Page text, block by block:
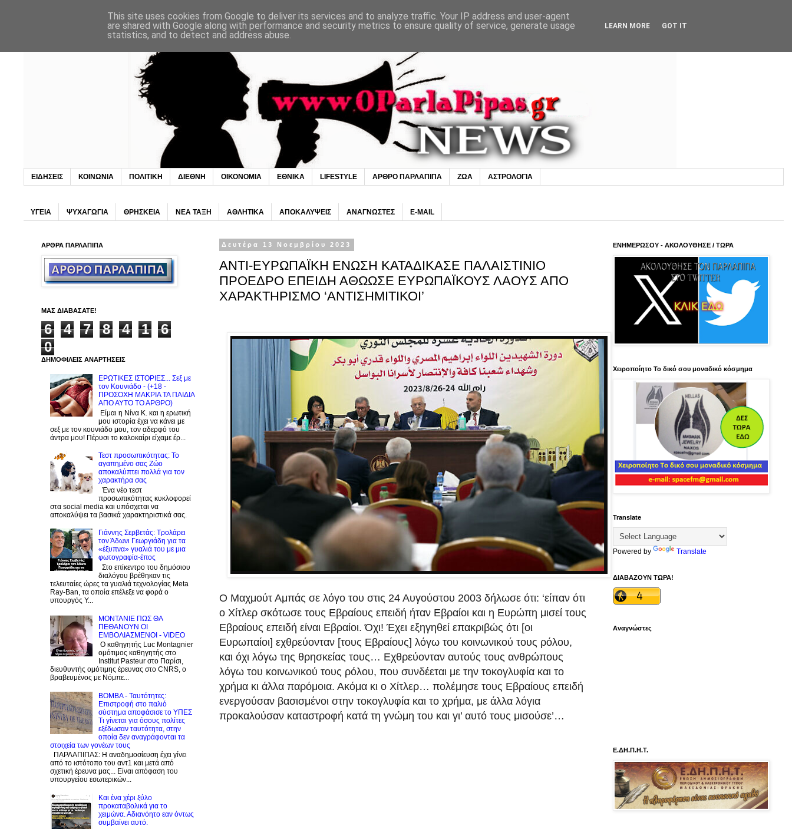
ΕΙΔΗΣΕΙΣ ΚΟΙΝΩΝΙΑ ΠΟΛΙΤΙΚΗ ΔΙΕΘΝΗ ΟΙΚΟΝΟΜΙΑ ΕΘΝΙΚΑ LIFESTYLE ΑΡΘΡΟ ΠΑΡΛΑΠΙΠΑ ΖΩΑ ΑΣΤΡΟΛΟΓΙΑ
ΥΓΕΙΑ ΨΥΧΑΓΩΓΙΑ ΘΡΗΣΚΕΙΑ ΝΕΑ ΤΑΞΗ ΑΘΛΗΤΙΚΑ ΑΠΟΚΑΛΥΨΕΙΣ ΑΝΑΓΝΩΣΤΕΣ E-MAIL
Δευτέρα 13 Νοεμβρίου 2023
ANTI-ΕΥΡΩΠΑΪΚΗ ΕΝΩΣΗ ΚΑΤΑΔΙΚΑΣΕ ΠΑΛΑΙΣΤΙΝΙΟ
ΠΡΟΕΔΡΟ ΕΠΕΙΔΗ ΑΘΩΩΣΕ ΕΥΡΩΠΑΪΚΟΥΣ ΛΑΟΥΣ ΑΠΟ
ΧΑΡΑΚΤΗΡΙΣΜΟ ‘ΑΝΤΙΣΗΜΙΤΙΚΟΙ’
Ο Μαχμούτ Αμπάς σε λόγο του στις 24 Αυγούστου 2003 δήλωσε ότι: ‘είπαν ότι
ο Χίτλερ σκότωσε τους Εβραίους επειδή ήταν Εβραίοι και η Ευρώπη μισεί τους
Εβραίους επειδή είναι Εβραίοι.Όχι! Έχει εξηγηθεί επακριβώς ότι [οι
Ευρωπαίοι] εχθρεύονταν [τους Εβραίους] λόγω του κοινωνικού τους ρόλου,
και όχι λόγω της θρησκείας τους… Εχθρεύονταν αυτούς τους ανθρώπους
λόγω του κοινωνικού τους ρόλου, που συνδέεται με την τοκογλυφία και το
χρήμα κι άλλα παρόμοια. Ακόμα κι ο Χίτλερ… πολέμησε τους Εβραίους επειδή
ενεργούσαν βασισμένοι στην τοκογλυφία και το χρήμα, με άλλα λόγια
προκαλούσαν καταστροφή κατά τη γνώμη του και γι’ αυτό τους μισούσε’…
ΑΡΘΡΑ ΠΑΡΛΑΠΙΠΑ
ΜΑΣ ΔΙΑΒΑΣΑΤΕ!
6 4 7 8 4 1
6
0
ΔΗΜΟΦΙΛΕΙΣ ΑΝΑΡΤΗΣΕΙΣ
ΕΡΩΤΙΚΕΣ ΙΣΤΟΡΙΕΣ... Σεξ με
τον Kουνιάδο - (+18 -
ΠΡΟΣΟΧΗ ΜΑΚΡΙΑ ΤΑ ΠΑΙΔΙΑ
ΑΠΟ ΑΥΤΟ ΤΟ ΑΡΘΡΟ)
Είμαι η Νίνα Κ. και η ερωτική
μου ιστορία έχει να κάνει με
σεξ με τον κουνιάδο μου, τον αδερφό του
άντρα μου! Πέρυσι το καλοκαίρι είχαμε έρ...
Τεστ προσωπικότητας: Το
αγαπημένο σας Zώο
αποκαλύπτει πολλά για τον
χαρακτήρα σας
Ένα νέο τεστ
προσωπικότητας κυκλοφορεί
στα social media και υπόσχεται να
αποκαλύψει τα βασικά χαρακτηριστικά σας.
Γιάννης Σερβετάς: Τρολάρει
τον Άδωνι Γεωργιάδη για τα
«έξυπνα» γυαλιά του με μια
φωτογραφία-έπος
Στο επίκεντρο του δημόσιου
διαλόγου βρέθηκαν τις
τελευταίες ώρες τα γυαλιά τεχνολογίας Meta
Ray-Ban, τα οποία επέλεξε να φορά ο
υπουργός Υ...
ΜΟΝΤΑΝΙΕ ΠΩΣ ΘΑ
ΠΕΘΑΝΟΥΝ ΟΙ
ΕΜΒΟΛΙΑΣΜΕΝΟΙ - VIDEO
Ο καθηγητής Luc Montagnier
ομότιμος καθηγητής στο
Institut Pasteur στο Παρίσι,
διευθυντής ομότιμης έρευνας στο CNRS, o
βραβευμένος με Νόμπε...
BOMBA - Ταυτότητες:
Eπιστροφή στο παλιό
σύστημα αποφάσισε το ΥΠΕΣ
Τι γίνεται για όσους πολίτες
εξέδωσαν ταυτότητα, στην
οποία δεν αναγράφονται τα
στοιχεία των γονέων τους
ΠΑΡΛΑΠΙΠΑΣ: Η αναδημοσίευση έχει γίνει
από το ιστότοπο του αντ1 και μετά από
σχετική έρευνα μας... Είναι απόφαση του
υπουργείου εσωτερικών...
Και ένα χέρι ξύλο
προκαταβολικά για το
χειμώνα. Αδιανόητο εαν όντως
συμβαίνει αυτό.
ΕΝΗΜΕΡΩΣΟΥ - ΑΚΟΛΟΥΘΗΣΕ / ΤΩΡΑ
Χειροποίητο Το δικό σου μοναδικό κόσμημα
Translate
Powered by Translate
ΔΙΑΒΑΖΟΥΝ ΤΩΡΑ!
Αναγνώστες
Ε.ΔΗ.Π.Η.Τ.
This site uses cookies from Google to deliver its services and to analyze traffic. Your IP address and user-agent
are shared with Google along with performance and security metrics to ensure quality of service, generate usage
statistics, and to detect and address abuse.
LEARN MORE GOT IT